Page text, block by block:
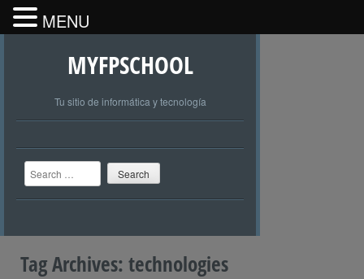
MYFPSCHOOL
Tu sitio de informática y tecnología
Search
Tag Archives: technologies
MENU